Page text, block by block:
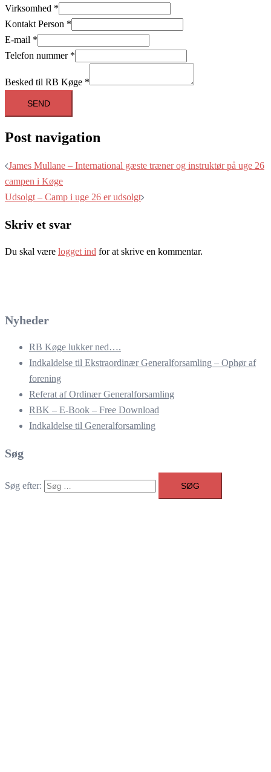
Virksomhed *
Kontakt Person *
E-mail *
Telefon nummer *
Besked til RB Køge *
SEND
Post navigation
James Mullane – International gæste træner og instruktør på uge 26
campen i Køge
Udsolgt – Camp i uge 26 er udsolgt
Skriv et svar
Du skal være logget ind for at skrive en kommentar.
Nyheder
RB Køge lukker ned….
Indkaldelse til Ekstraordinær Generalforsamling – Ophør af
forening
Referat af Ordinær Generalforsamling
RBK – E-Book – Free Download
Indkaldelse til Generalforsamling
Søg
Søg efter: